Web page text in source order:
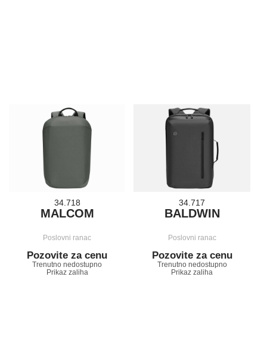
34.718
MALCOM
Poslovni ranac
Pozovite za cenu
Trenutno nedostupno
Prikaz zaliha
34.717
BALDWIN
Poslovni ranac
Pozovite za cenu
Trenutno nedostupno
Prikaz zaliha